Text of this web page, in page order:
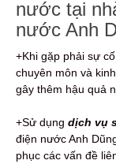
nước tại
nước Anh
+Khi gặp phải sự
chuyên môn và
gây thêm hậu quả
+Sử dụng dịch vụ
điện nước Anh
phục các vấn đề